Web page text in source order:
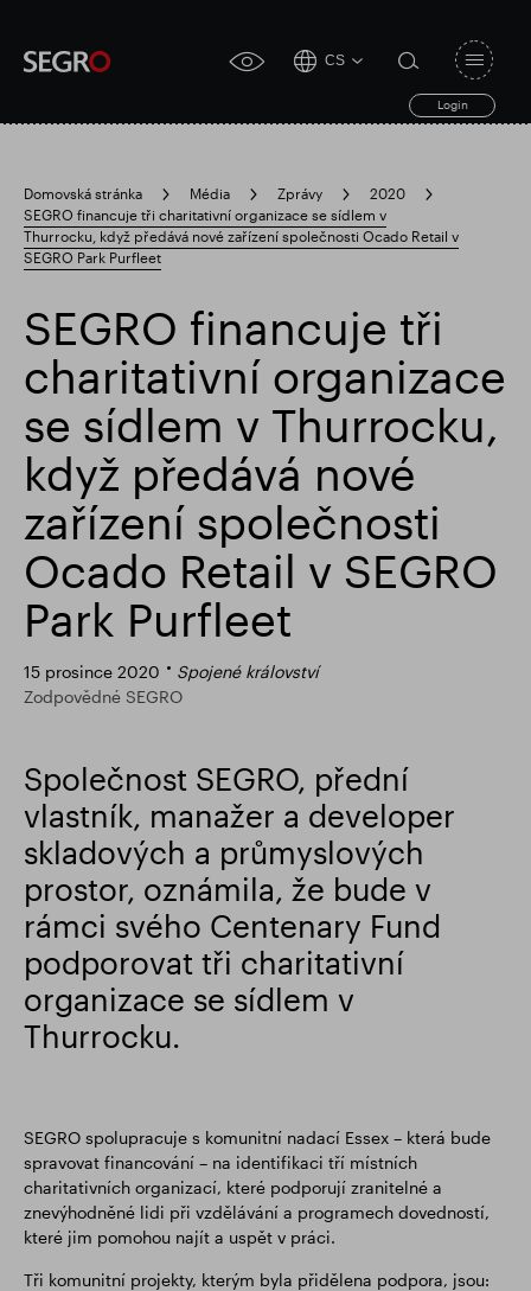
accessibility
CS
Login
search
form
Submit
Search
for
Průhledná
Zodpovědné SEGRO
Slough obchodní nemovitost
Finanční výsledky Aktualizace obchodování
Chytrý park
toggle
Domovská stránka Média Zprávy
2020
SEGRO financuje tři charitativní organizace se sídlem v
Thurrocku, když předává nové zařízení společnosti Ocado Retail v
SEGRO Park Purfleet
SEGRO financuje tři
charitativní organizace
se sídlem v Thurrocku,
když předává nové
zařízení společnosti
Ocado Retail v SEGRO
Park Purfleet
15 prosince 2020
Spojené království
Zodpovědné SEGRO
Společnost SEGRO, přední
vlastník, manažer a developer
skladových a průmyslových
prostor, oznámila, že bude v
rámci svého Centenary Fund
podporovat tři charitativní
organizace se sídlem v
Thurrocku.
SEGRO spolupracuje s komunitní nadací Essex – která bude
spravovat financování – na identifikaci tří místních
charitativních organizací, které podporují zranitelné a
znevýhodněné lidi při vzdělávání a programech dovedností,
které jim pomohou najít a uspět v práci.
Tři komunitní projekty, kterým byla přidělena podpora, jsou: